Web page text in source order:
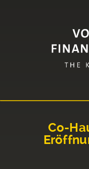
Co-